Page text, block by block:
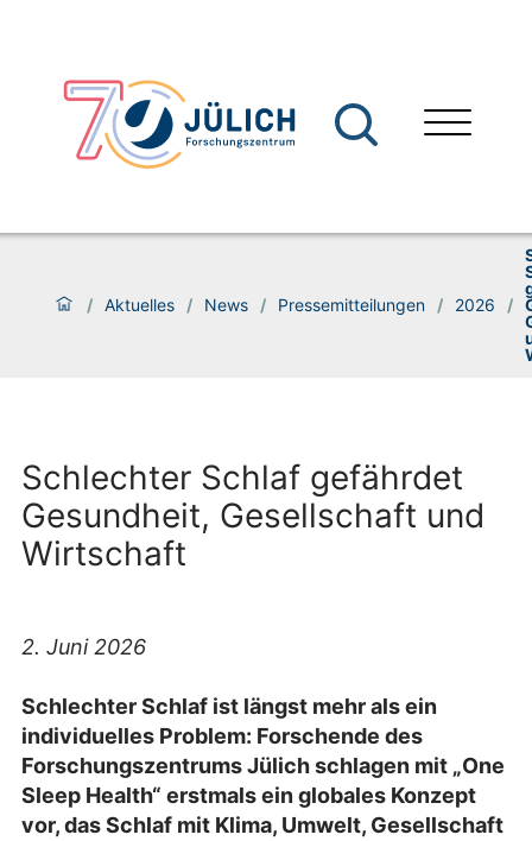
/ Aktuelles / News / Pressemitteilungen / 2026 /
Schlechter Schlaf gefährdet
Gesundheit, Gesellschaft und
Wirtschaft
2. Juni 2026
Schlechter Schlaf ist längst mehr als ein
individuelles Problem: Forschende des
Forschungszentrums Jülich schlagen mit „One
Sleep Health“ erstmals ein globales Konzept
vor, das Schlaf mit Klima, Umwelt, Gesellschaft